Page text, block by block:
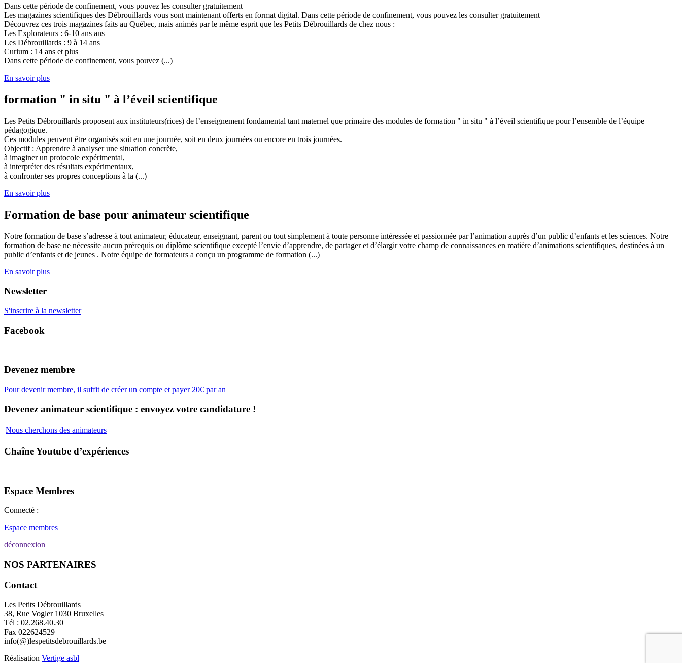
Dans cette période de confinement, vous pouvez les consulter gratuitement
Les magazines scientifiques des Débrouillards vous sont maintenant offerts en format digital. Dans cette période de confinement, vous pouvez les consulter gratuitement
Découvrez ces trois magazines faits au Québec, mais animés par le même esprit que les Petits Débrouillards de chez nous :
Les Explorateurs : 6-10 ans ans
Les Débrouillards : 9 à 14 ans
Curium : 14 ans et plus
Dans cette période de confinement, vous pouvez (...)
En savoir plus
formation " in situ " à l’éveil scientifique
Les Petits Débrouillards proposent aux instituteurs(rices) de l’enseignement fondamental tant maternel que primaire des modules de formation " in situ " à l’éveil scientifique pour l’ensemble de l’équipe
pédagogique.
Ces modules peuvent être organisés soit en une journée, soit en deux journées ou encore en trois journées.
Objectif : Apprendre à analyser une situation concrète,
à imaginer un protocole expérimental,
à interpréter des résultats expérimentaux,
à confronter ses propres conceptions à la (...)
En savoir plus
Formation de base pour animateur scientifique
Notre formation de base s’adresse à tout animateur, éducateur, enseignant, parent ou tout simplement à toute personne intéressée et passionnée par l’animation auprès d’un public d’enfants et les sciences. Notre
formation de base ne nécessite aucun prérequis ou diplôme scientifique excepté l’envie d’apprendre, de partager et d’élargir votre champ de connaissances en matière d’animations scientifiques, destinées à un
public d’enfants et de jeunes . Notre équipe de formateurs a conçu un programme de formation (...)
En savoir plus
Newsletter
S'inscrire à la newsletter
Facebook
Devenez membre
Pour devenir membre, il suffit de créer un compte et payer 20€ par an
Devenez animateur scientifique : envoyez votre candidature !
Nous cherchons des animateurs
Chaîne Youtube d’expériences
Espace Membres
Connecté :
Espace membres
déconnexion
NOS PARTENAIRES
Contact
Les Petits Débrouillards
38, Rue Vogler 1030 Bruxelles
Tél : 02.268.40.30
Fax 022624529
info(@)lespetitsdebrouillards.be
Réalisation Vertige asbl